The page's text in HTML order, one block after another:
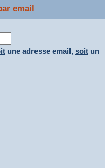
email
une adresse email, soit un